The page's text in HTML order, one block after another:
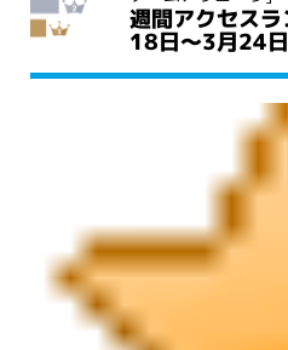
週間アクセス
18日～3月24日